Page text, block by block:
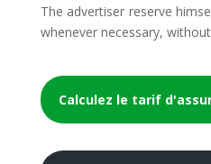
The advertiser reserve
whenever necessary,
Calculez le tarif